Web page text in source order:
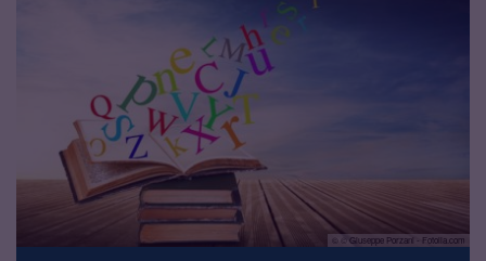
© © Giuseppe Porzani - Fotolia.com